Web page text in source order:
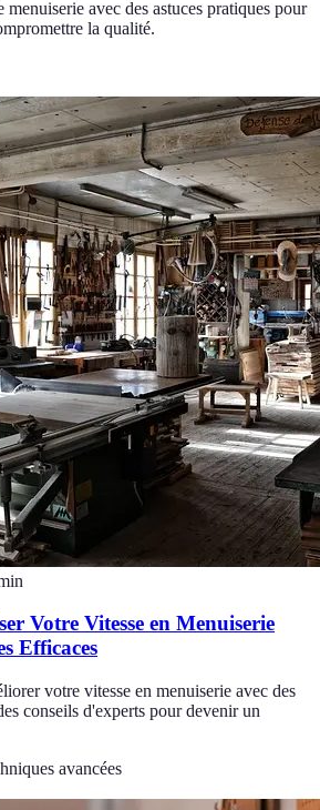
avec des astuces pratiques pour
la qualité.
Votre Vitesse en Menuiserie
Efficaces
votre vitesse en menuiserie avec des
conseils d'experts pour devenir un
avancées